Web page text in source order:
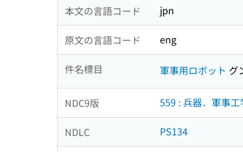
本文の言語コード jpn
原文の言語コード eng
件名標目 軍事用ロボット グ
NDC9版 559 : 兵器．軍事工
NDLC PS134